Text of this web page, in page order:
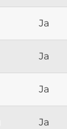
Ja
Ja
Ja
Ja